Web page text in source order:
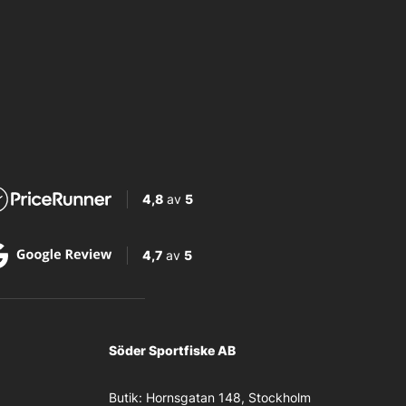
4,8av 5
4,7av 5
Söder Sportfiske AB
Butik: Hornsgatan 148, Stockholm